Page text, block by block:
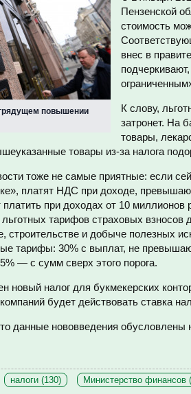
повышении
Пензенской
стоимость
внес в
К слову,
затронет. На
товары,
товары из-за налога
тоже не самые приятные: если
платят НДС при доходе,
при доходах от 10 миллионов
тарифов страховых взносов
строительстве и добыче полезных
тарифы: 30% с выплат, не
— с сумм сверх этого порога.
новый налог для букмекерских
будет действовать ставка
данные нововведения обусловлены
налоги (130) Министерство финансов